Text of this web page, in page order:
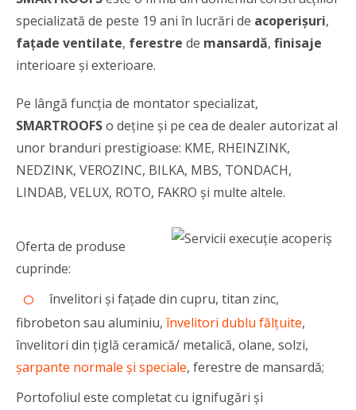
specializată de peste 19 ani în lucrări de acoperişuri,
faţade ventilate, ferestre de mansardă, finisaje
interioare şi exterioare.
Pe lângă funcția de montator specializat,
SMARTROOFSo deține și pe cea de dealer autorizat al
unor branduri prestigioase: KME, RHEINZINK,
NEDZINK, VEROZINC, BILKA, MBS, TONDACH,
LINDAB, VELUX, ROTO, FAKRO și multe altele.
Oferta de produse
cuprinde:
învelitori și fațade din cupru, titan zinc,
fibrobeton sau aluminiu, învelitori dublu fălțuite,
învelitori din țiglă ceramică/ metalică, olane, solzi,
șarpante normale și speciale, ferestre de mansardă;
Portofoliul este completat cu ignifugări și